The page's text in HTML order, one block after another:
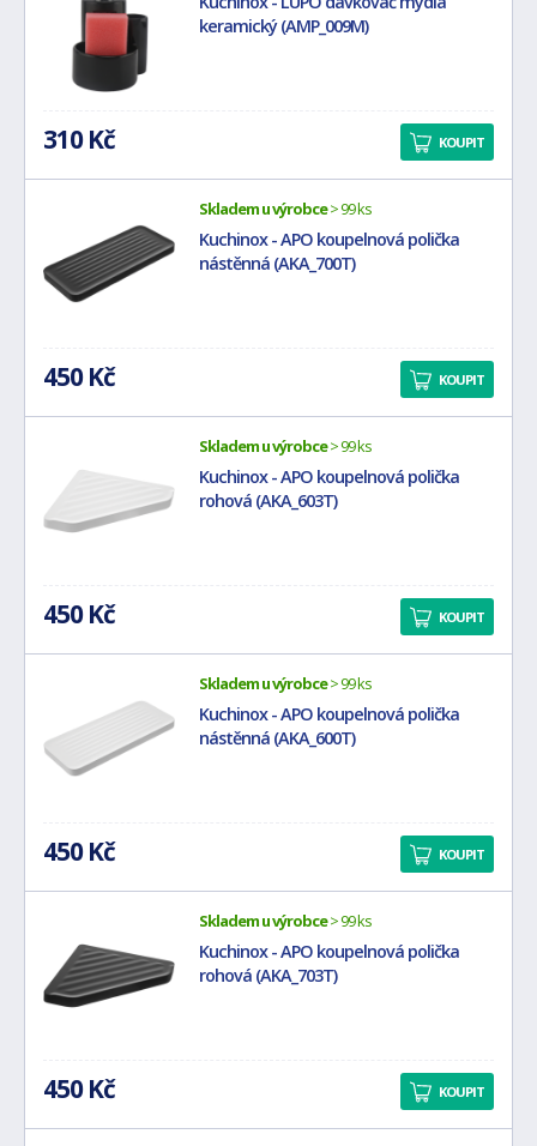
keramický (AMP_009M)
310 Kč KOUPIT
Skladem u výrobce> 99 ks
Kuchinox - APO koupelnová polička
nástěnná (AKA_700T)
450 Kč KOUPIT
Skladem u výrobce> 99 ks
Kuchinox - APO koupelnová polička
rohová (AKA_603T)
450 Kč KOUPIT
Skladem u výrobce> 99 ks
Kuchinox - APO koupelnová polička
nástěnná (AKA_600T)
450 Kč KOUPIT
Skladem u výrobce> 99 ks
Kuchinox - APO koupelnová polička
rohová (AKA_703T)
450 Kč KOUPIT